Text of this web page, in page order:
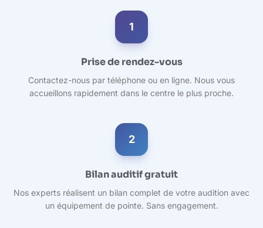
1
Prise de rendez-vous
Contactez-nous par téléphone ou en ligne. Nous vous
accueillons rapidement dans le centre le plus proche.
2
Bilan auditif gratuit
Nos experts réalisent un bilan complet de votre audition avec
un équipement de pointe. Sans engagement.